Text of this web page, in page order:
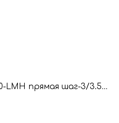
Пила Самурай GSW-270-LMH прямая шаг-3/3.5/4мм